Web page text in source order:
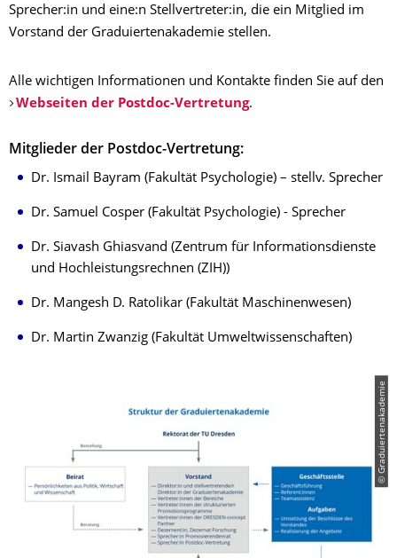
Sprecher:in und eine:n Stellvertreter:in, die ein Mitglied im
Vorstand der Graduiertenakademie stellen.
Alle wichtigen Informationen und Kontakte finden Sie auf den
Webseiten der Postdoc-Vertretung.
Mitglieder der Postdoc-Vertretung:
Dr. Ismail Bayram (Fakultät Psychologie) – stellv. Sprecher
Dr. Samuel Cosper (Fakultät Psychologie) - Sprecher
Dr. Siavash Ghiasvand (Zentrum für Informationsdienste
und Hochleistungsrechnen (ZIH))
Dr. Mangesh D. Ratolikar (Fakultät Maschinenwesen)
Dr. Martin Zwanzig (Fakultät Umweltwissenschaften)
© Graduiertenakademie